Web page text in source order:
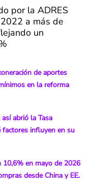
por la ADRES
a más de
un
de aportes
en la reforma
abrió la Tasa
factores influyen en su
10,6% en mayo de 2026
desde China y EE.